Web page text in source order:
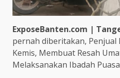
ExposeBanten.com |
pernah diberitakan, Penjual
Kemis, Membuat Resah
Melaksanakan Ibadah